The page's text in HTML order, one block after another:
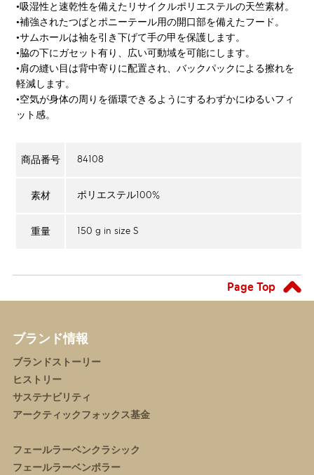
•吸湿性と速乾性を備えたリサイクルポリエステルの天竺素材。
•補強されたつばとポニーテール用の開口部を備えたフード。
•サムホールは袖を引き下げて手の甲を保護します。
•脇の下にガセット有り、広い可動域を可能にします。
•肩の縫い目は背中寄りに配置され、バックパックによる擦れを
軽減します。
•空気が身体の周りを循環できるようにするわずかにゆるいフィ
ット感。
商品番号 84108
素材 ポリエステル100%
重量 150 g in size S
Page Top
ブランド情報
ブランドストーリー
ヒストリー
サステナビリティ
アークティックフォックス基金
フェールラーベンクラシック
フェールラーベンポラー